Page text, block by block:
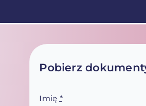
Pobierz
Imię *